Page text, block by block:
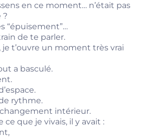
en ce moment… n’était pas
?
“épuisement”…
de te parler.
je t’ouvre un moment très vrai
a basculé.
rythme.
intérieur.
ce que je vivais, il y avait :